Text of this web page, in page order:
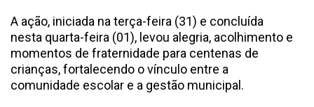
A ação, iniciada na terça-feira (31) e concluída
nesta quarta-feira (01), levou alegria, acolhimento e
momentos de fraternidade para centenas de
crianças, fortalecendo o vínculo entre a
comunidade escolar e a gestão municipal.